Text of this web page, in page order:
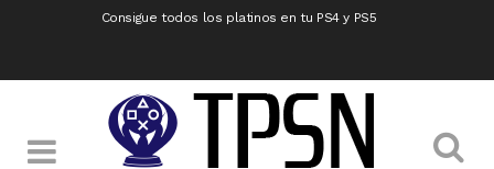
Consigue todos los platinos en tu PS4 y PS5